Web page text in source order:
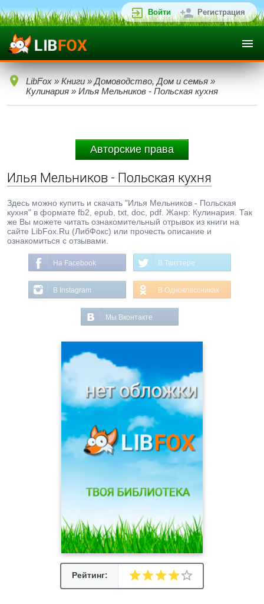
Войти Регистрация
LibFox » Книги » Домоводство, Дом и семья »
Кулинария » Илья Мельников - Польская кухня
Авторские права
Илья Мельников - Польская кухня
Здесь можно купить и скачать "Илья Мельников - Польская
кухня" в формате fb2, epub, txt, doc, pdf. Жанр: Кулинария. Так
же Вы можете читать ознакомительный отрывок из книги на
сайте LibFox.Ru (ЛибФокс) или прочесть описание и
ознакомиться с отзывами.
На Facebook В Твиттере
В Instagram В Одноклассниках
Мы Вконтакте
Рейтинг: